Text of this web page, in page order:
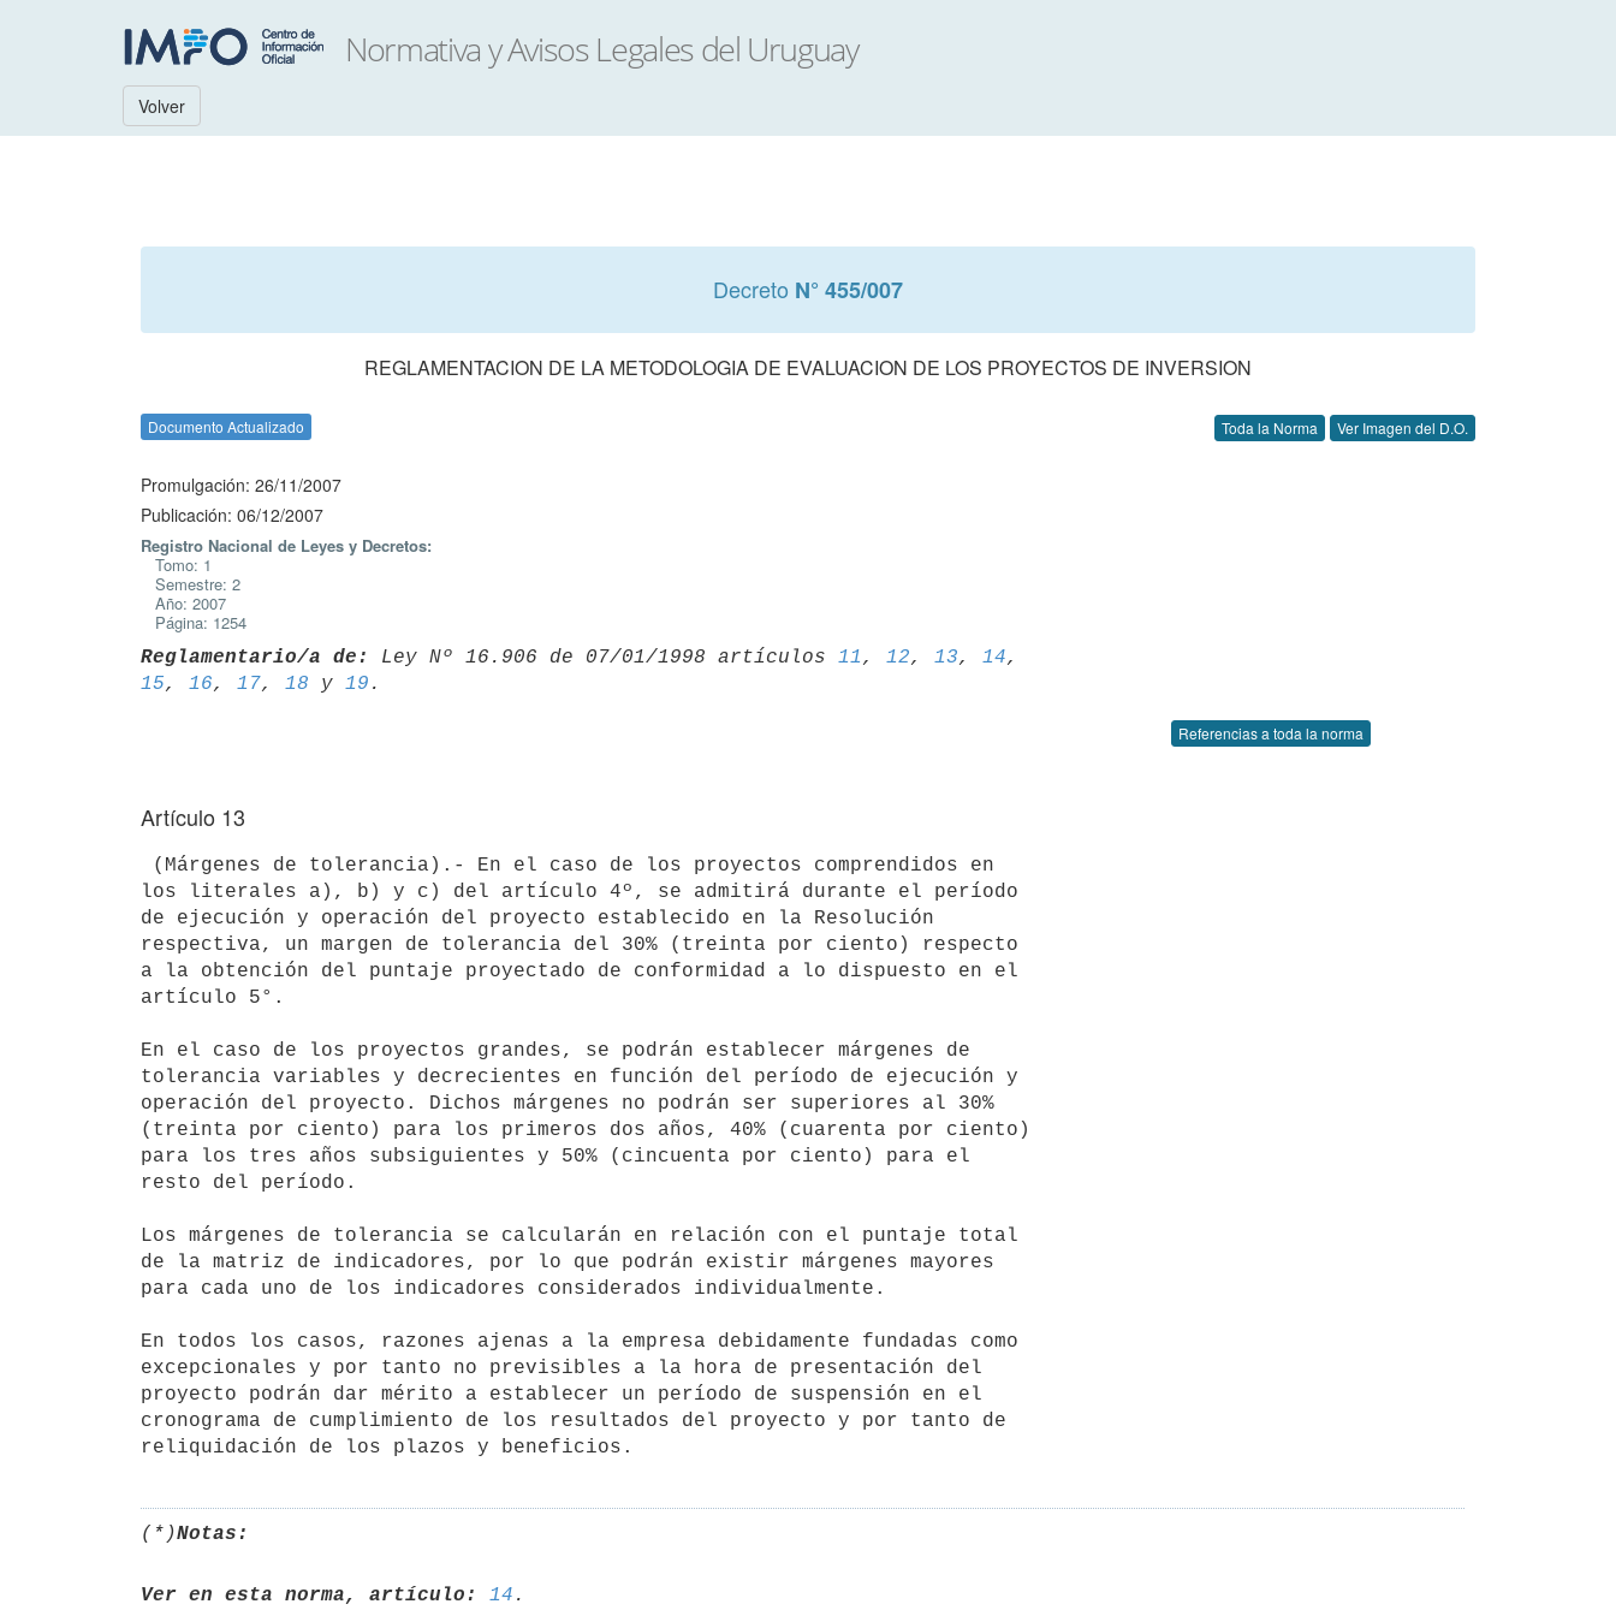
Volver
Decreto N° 455/007
REGLAMENTACION DE LA METODOLOGIA DE EVALUACION DE LOS PROYECTOS DE INVERSION
Documento Actualizado Toda la Norma Ver Imagen del D.O.
Promulgación: 26/11/2007
Publicación: 06/12/2007
Registro Nacional de Leyes y Decretos:
Tomo: 1
Semestre: 2
Año: 2007
Página: 1254
Reglamentario/a de: Ley Nº 16.906 de 07/01/1998 artículos 11 , 12, 13, 14
15, 16, 17, 18 y 19
Referencias a toda la norma
Artículo 13
los literales a), b) y c) del artículo 4º, se admitirá durante el período
de ejecución y operación del proyecto establecido en la Resolución
respectiva, un margen de tolerancia del 30% (treinta por ciento) respecto
a la obtención del puntaje proyectado de conformidad a lo dispuesto en el
artículo 5°.
En el caso de los proyectos grandes, se podrán establecer márgenes de
tolerancia variables y decrecientes en función del período de ejecución y
operación del proyecto. Dichos márgenes no podrán ser superiores al 30%
(treinta por ciento) para los primeros dos años, 40% (cuarenta por ciento)
para los tres años subsiguientes y 50% (cincuenta por ciento) para el
resto del período.
Los márgenes de tolerancia se calcularán en relación con el puntaje total
de la matriz de indicadores, por lo que podrán existir márgenes mayores
para cada uno de los indicadores considerados individualmente.
En todos los casos, razones ajenas a la empresa debidamente fundadas como
excepcionales y por tanto no previsibles a la hora de presentación del
proyecto podrán dar mérito a establecer un período de suspensión en el
cronograma de cumplimiento de los resultados del proyecto y por tanto de
(*)Notas:
Ver en esta norma, artículo: 14